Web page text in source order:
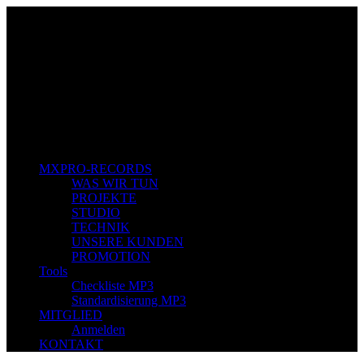
MXPRO-RECORDS
WAS WIR TUN
PROJEKTE
STUDIO
TECHNIK
UNSERE KUNDEN
PROMOTION
Tools
Checkliste MP3
Standardisierung MP3
MITGLIED
Anmelden
KONTAKT